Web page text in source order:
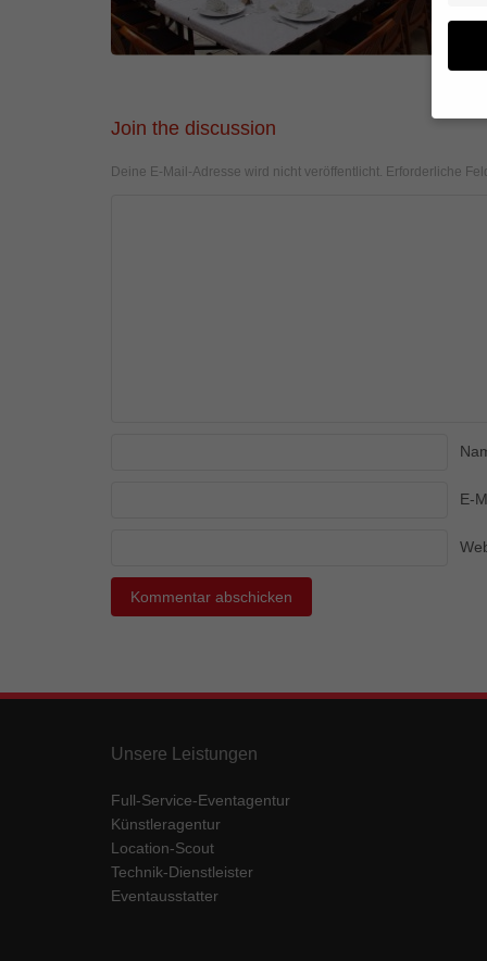
Join the discussion
Deine E-Mail-Adresse wird nicht veröffentlicht. Erforderliche
E-
Unsere Leistungen
Full-Service-Eventagentur
Künstleragentur
Location-Scout
Technik-Dienstleister
Eventausstatter